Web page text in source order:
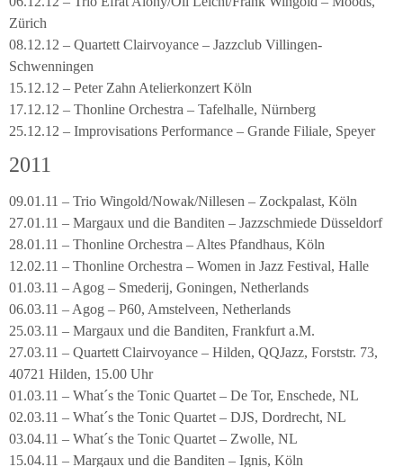
Zürich
08.12.12 – Quartett Clairvoyance – Jazzclub Villingen-
Schwenningen
15.12.12 – Peter Zahn Atelierkonzert Köln
17.12.12 – Thonline Orchestra – Tafelhalle, Nürnberg
25.12.12 – Improvisations Performance – Grande Filiale, Speyer
2011
09.01.11 – Trio Wingold/Nowak/Nillesen – Zockpalast, Köln
27.01.11 – Margaux und die Banditen – Jazzschmiede Düsseldorf
28.01.11 – Thonline Orchestra – Altes Pfandhaus, Köln
12.02.11 – Thonline Orchestra – Women in Jazz Festival, Halle
01.03.11 – Agog – Smederij, Goningen, Netherlands
06.03.11 – Agog – P60, Amstelveen, Netherlands
25.03.11 – Margaux und die Banditen, Frankfurt a.M.
27.03.11 – Quartett Clairvoyance – Hilden, QQJazz, Forststr. 73,
40721 Hilden, 15.00 Uhr
01.03.11 – What´s the Tonic Quartet – De Tor, Enschede, NL
02.03.11 – What´s the Tonic Quartet – DJS, Dordrecht, NL
03.04.11 – What´s the Tonic Quartet – Zwolle, NL
15.04.11 – Margaux und die Banditen – Ignis, Köln